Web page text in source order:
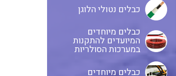
כבלים נטולי הלוגן
כבלים מיוחדים
המיועדים להתקנות
במערכות הסולריות
כבלים מיוחדים